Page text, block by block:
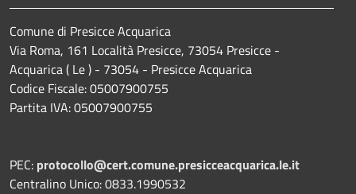
Comune di Presicce Acquarica
Via Roma, 161 Località Presicce, 73054 Presicce -
Acquarica ( Le ) - 73054 - Presicce Acquarica
Codice Fiscale: 05007900755
Partita IVA: 05007900755
PEC: protocollo@cert.comune.presicceacquarica.le.it
Centralino Unico: 0833.1990532